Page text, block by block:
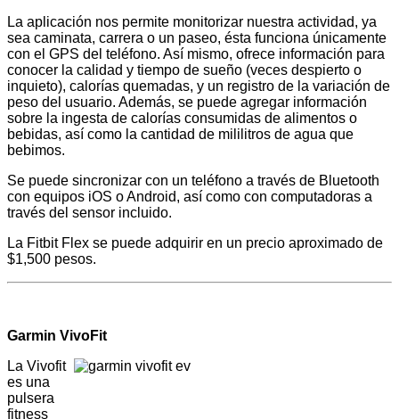
La aplicación nos permite monitorizar nuestra actividad, ya
sea caminata, carrera o un paseo, ésta funciona únicamente
con el GPS del teléfono. Así mismo, ofrece información para
conocer la calidad y tiempo de sueño (veces despierto o
inquieto), calorías quemadas, y un registro de la variación de
peso del usuario. Además, se puede agregar información
sobre la ingesta de calorías consumidas de alimentos o
bebidas, así como la cantidad de mililitros de agua que
bebimos.
Se puede sincronizar con un teléfono a través de Bluetooth
con equipos iOS o Android, así como con computadoras a
través del sensor incluido.
La Fitbit Flex se puede adquirir en un precio aproximado de
$1,500 pesos.
Garmin VivoFit
La Vivofit
es una
pulsera
fitness